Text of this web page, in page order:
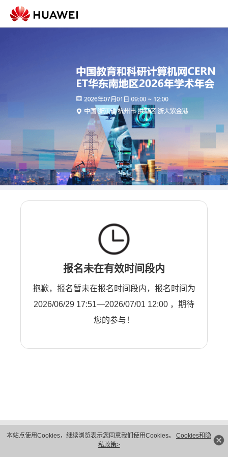
本站点使用Cookies，继续浏览表示您同意我们使用Cookies。 Cookies和隐
私政策>
报名未在有效时间段内
抱歉，报名暂未在报名时间段内，报名时间为
2026/06/29 17:51—2026/07/01 12:00 ，期待
您的参与！
隐私保护
法律声明